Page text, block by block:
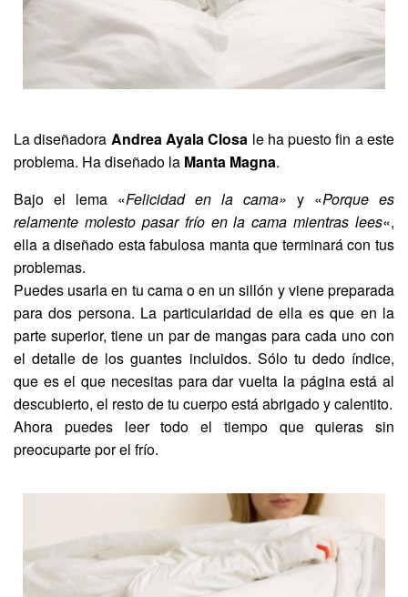
La diseñadora Andrea Ayala Closa le ha puesto fin a este
problema. Ha diseñado la Manta Magna.
Bajo el lema «Felicidad en la cama» y «Porque es
relamente molesto pasar frío en la cama mientras lees«,
ella a diseñado esta fabulosa manta que terminará con tus
problemas.
Puedes usarla en tu cama o en un sillón y viene preparada
para dos persona. La particularidad de ella es que en la
parte superior, tiene un par de mangas para cada uno con
el detalle de los guantes incluidos. Sólo tu dedo índice,
que es el que necesitas para dar vuelta la página está al
descubierto, el resto de tu cuerpo está abrigado y calentito.
Ahora puedes leer todo el tiempo que quieras sin
preocuparte por el frío.